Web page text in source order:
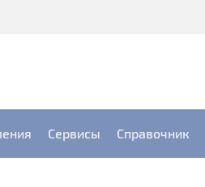
Сервисы Справочник